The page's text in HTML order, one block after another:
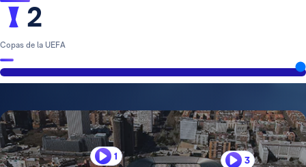
2
Copas de la UEFA
1 3